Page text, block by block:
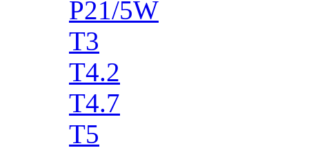
P21/5W
T3
T4.2
T4.7
T5